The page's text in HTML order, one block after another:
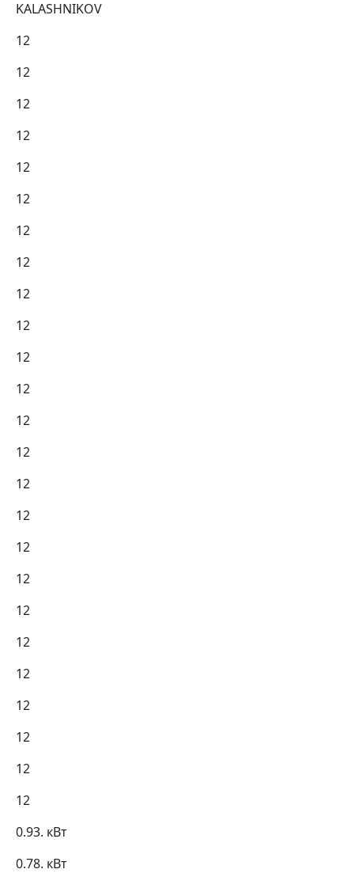
KALASHNIKOV
12
12
12
12
12
12
12
12
12
12
12
12
12
12
12
12
12
12
12
12
12
12
12
12
12
0.93. кВт
0.78. кВт